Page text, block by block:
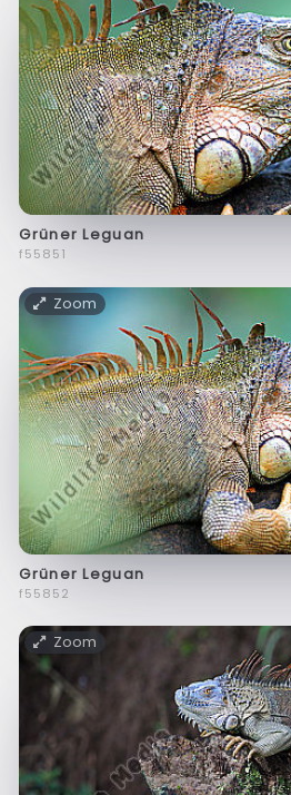
Grüner Leguan
f55851
Zoom
Grüner Leguan
f55852
Zoom